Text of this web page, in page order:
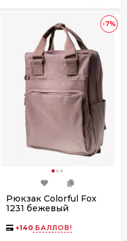
-7%
Рюкзак Colorful Fox
1231 бежевый
+140 БАЛЛОВ!